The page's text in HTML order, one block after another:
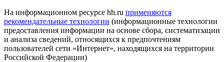
На информационном ресурсе hh.ru применяются
рекомендательные технологии (информационные технологии
предоставления информации на основе сбора, систематизации
и анализа сведений, относящихся к предпочтениям
пользователей сети «Интернет», находящихся на территории
Российской Федерации)